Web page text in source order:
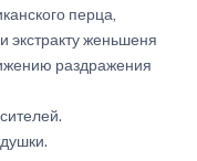
перца,
экстракту женьшеня
раздражения